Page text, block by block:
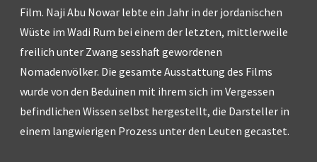
Film. Naji Abu Nowar lebte ein Jahr in der jordanischen
Wüste im Wadi Rum bei einem der letzten, mittlerweile
freilich unter Zwang sesshaft gewordenen
Nomadenvölker. Die gesamte Ausstattung des Films
wurde von den Beduinen mit ihrem sich im Vergessen
befindlichen Wissen selbst hergestellt, die Darsteller in
einem langwierigen Prozess unter den Leuten gecastet.